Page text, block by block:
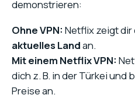
demonstrieren:
Ohne VPN: Netflix zeigt dir
aktuelles Landan.
Mit einem Netflix VPN:
dich z. B. in der Türkei und
Preise an.